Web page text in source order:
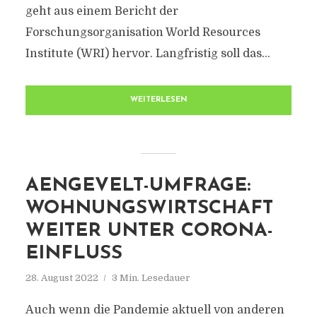
geht aus einem Bericht der
Forschungsorganisation World Resources
Institute (WRI) hervor. Langfristig soll das...
WEITERLESEN
AENGEVELT-UMFRAGE:
WOHNUNGSWIRTSCHAFT
WEITER UNTER CORONA-
EINFLUSS
28. August 2022 3 Min. Lesedauer
Auch wenn die Pandemie aktuell von anderen